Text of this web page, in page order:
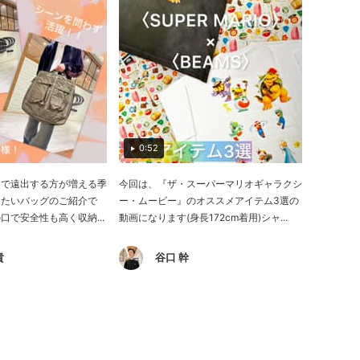
遠出する方が増える季
いバッグのご紹介で
で安全性も高く収納...
0:52
今回は、『ザ・スーパーマリオギャラクシ
ー・ムービー』のオススメアイテム3選の
動画になります(身長172cm着用)シャ...
谷口 幹